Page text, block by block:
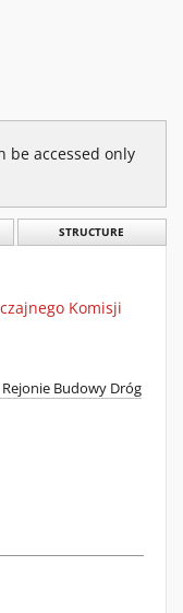
be accessed only
STRUCTURE
Komisji
Rejonie Budowy Dróg